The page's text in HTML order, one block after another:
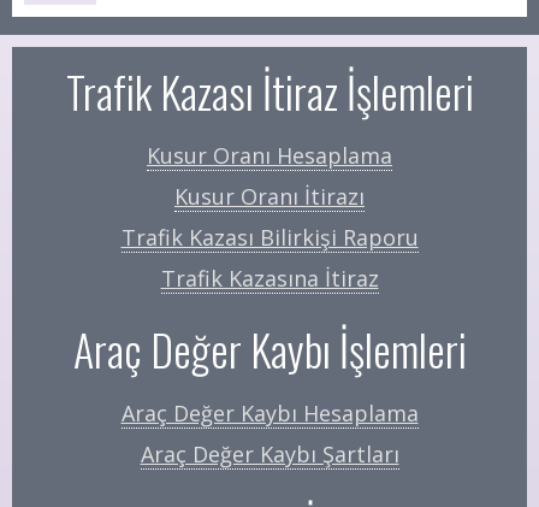
Trafik Kazası İtiraz İşlemleri
Kusur Oranı Hesaplama
Kusur Oranı İtirazı
Trafik Kazası Bilirkişi Raporu
Trafik Kazasına İtiraz
Araç Değer Kaybı İşlemleri
Araç Değer Kaybı Hesaplama
Araç Değer Kaybı Şartları